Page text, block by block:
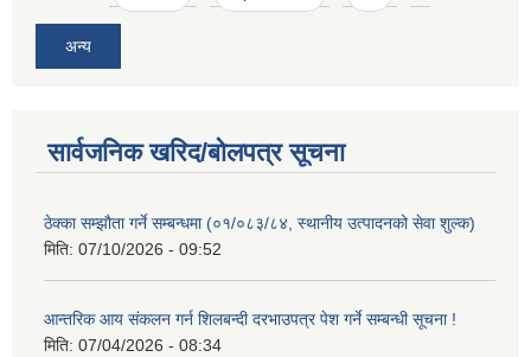
अन्य
सार्वजनिक खरिद/बोलपत्र सूचना
ठेक्का सम्झौता गर्ने सम्बन्धमा (०१/०८३/८४, स्थानीय उत्पादनको सेवा शुल्क)
मिति: 07/10/2026 - 09:52
आन्तरिक आय संकलन गर्न शिलबन्दी दरभाउपत्र पेश गर्ने सम्बन्धी सूचना !
मिति: 07/04/2026 - 08:34